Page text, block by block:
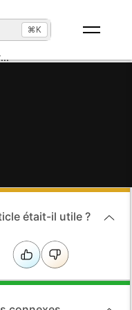
...
⌘K
était-il utile ?